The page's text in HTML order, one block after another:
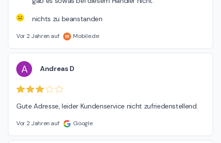
nichts zu beanstanden
Vor 2 Jahren auf Mobile.de
A Andreas D
Gute Adresse, leider Kundenservice nicht zufriedenstellend.
Vor 2 Jahren auf Google